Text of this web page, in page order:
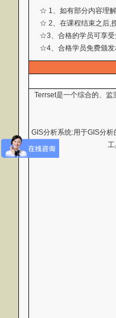
☆ 1、如有部分内容理解
☆ 2、在课程结束之后,授
☆3、合格的学员可享受
☆4、合格学员免费颁发
Terrset是一个综合的、
GIS分析系统:用于GIS分